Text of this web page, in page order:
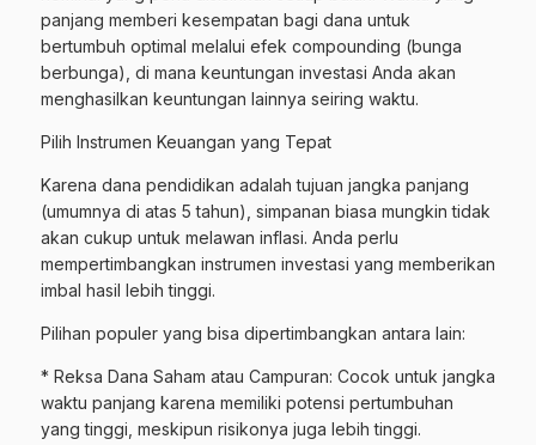
panjang memberi kesempatan bagi dana untuk
bertumbuh optimal melalui efek compounding (bunga
berbunga), di mana keuntungan investasi Anda akan
menghasilkan keuntungan lainnya seiring waktu.
Pilih Instrumen Keuangan yang Tepat
Karena dana pendidikan adalah tujuan jangka panjang
(umumnya di atas 5 tahun), simpanan biasa mungkin tidak
akan cukup untuk melawan inflasi. Anda perlu
mempertimbangkan instrumen investasi yang memberikan
imbal hasil lebih tinggi.
Pilihan populer yang bisa dipertimbangkan antara lain:
* Reksa Dana Saham atau Campuran: Cocok untuk jangka
waktu panjang karena memiliki potensi pertumbuhan
yang tinggi, meskipun risikonya juga lebih tinggi.